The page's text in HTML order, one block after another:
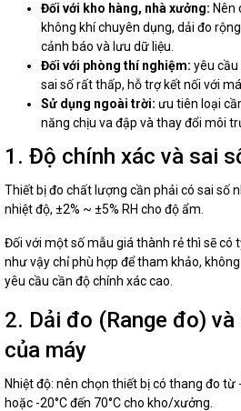
Đối với kho hàng, nhà xưởng: Nên
không khí chuyên dụng, dải đo
cảnh báo và lưu dữ liệu.
Đối với phòng thí nghiệm: yêu cầu
sai số rất thấp, hỗ trợ kết nối với
Sử dụng ngoài trời: ưu tiên loại
năng chịu va đập và thay đổi môi
1. Độ chính xác và sai
Thiết bị đo chất lượng cần phải có sai số
nhiệt độ, ±2% ~ ±5% RH cho độ ẩm.
Đối với một số mẫu giá thành rẻ thì sẽ có
như vậy chỉ phù hợp để tham khảo,
yêu cầu cần độ chính xác cao.
2. Dải đo (Range đo)
của máy
Nhiệt độ: nên chọn thiết bị có thang đo từ
hoặc -20°C đến 70°C cho kho/xưởng.